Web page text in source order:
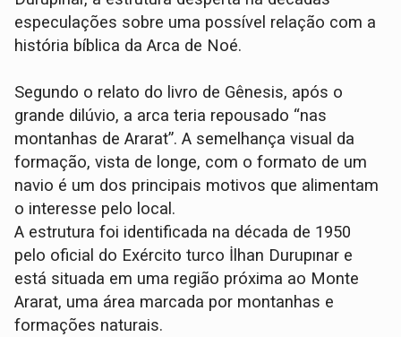
especulações sobre uma possível relação com a
história bíblica da Arca de Noé.
Segundo o relato do livro de Gênesis, após o
grande dilúvio, a arca teria repousado “nas
montanhas de Ararat”. A semelhança visual da
formação, vista de longe, com o formato de um
navio é um dos principais motivos que alimentam
o interesse pelo local.
A estrutura foi identificada na década de 1950
pelo oficial do Exército turco İlhan Durupınar e
está situada em uma região próxima ao Monte
Ararat, uma área marcada por montanhas e
formações naturais.